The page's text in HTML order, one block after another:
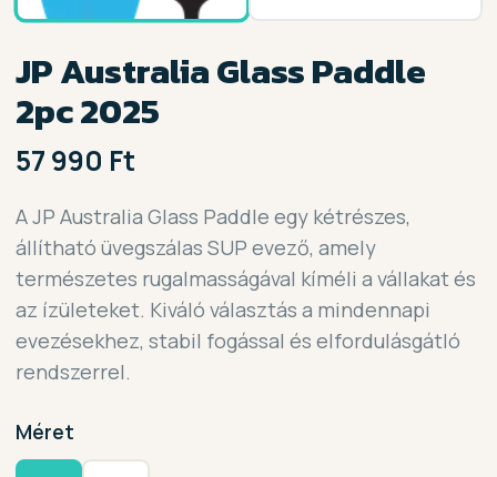
JP Australia Glass Paddle
2pc 2025
57 990 Ft
A JP Australia Glass Paddle egy kétrészes,
állítható üvegszálas SUP evező, amely
természetes rugalmasságával kíméli a vállakat és
az ízületeket. Kiváló választás a mindennapi
evezésekhez, stabil fogással és elfordulásgátló
rendszerrel.
Méret